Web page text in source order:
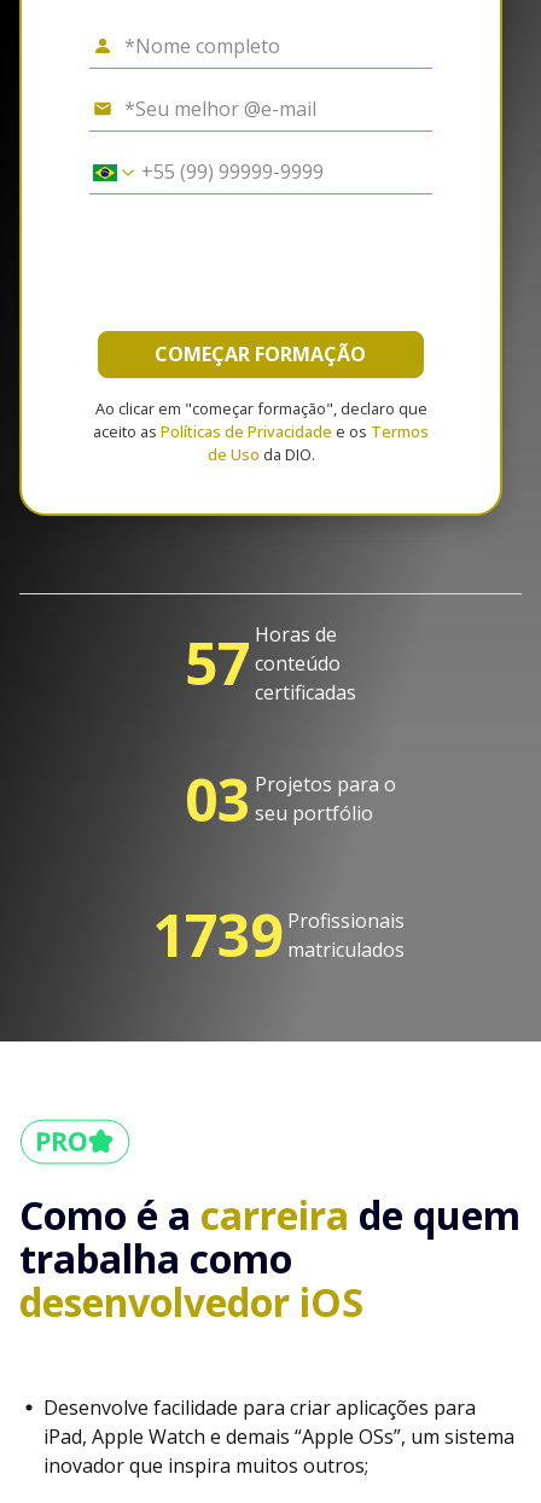
COMEÇAR FORMAÇÃO
Ao clicar em "começar formação", declaro que
aceito as Políticas de Privacidade e os Termos
de Uso da DIO.
57 Horas de
conteúdo
certificadas
03 Projetos para o
seu portfólio
1739 Profissionais
matriculados
Como é a carreira de quem
trabalha como
desenvolvedor iOS
Desenvolve facilidade para criar aplicações para
iPad, Apple Watch e demais “Apple OSs”, um sistema
inovador que inspira muitos outros;